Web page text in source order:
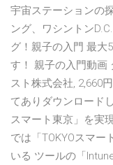
宇宙ステーションの
ング、ワシントン
グ！親子の入門 最大
す！ 親子の入門動画
スト株式会社, 2,660
てありダウンロード
スマート東京」を実
では「TOKYOスマー
いる ツールの「